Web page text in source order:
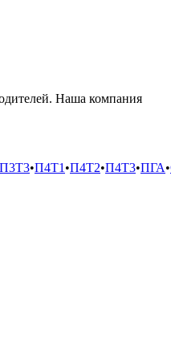
Наша компания
П3Т3•П4Т1 •П4Т2•П4Т3•ПГА•